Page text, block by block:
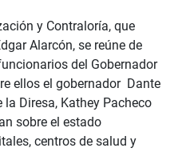
y Contraloría, que
Alarcón, se reúne de
del Gobernador
ellos el gobernador Dante
Diresa, Kathey Pacheco
sobre el estado
centros de salud y